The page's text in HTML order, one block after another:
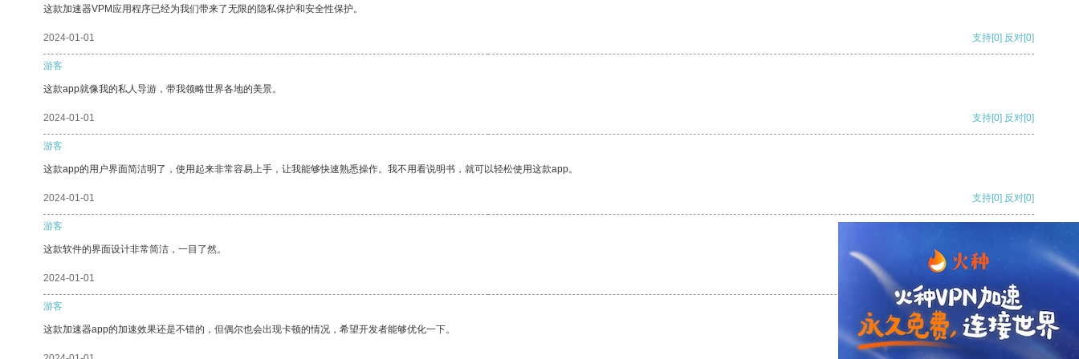
这款加速器VPM应用程序已经为我们带来了无限的隐私保护和安全性保护。
2024-01-01 支持[0] 反对[0]
游客
这款app就像我的私人导游，带我领略世界各地的美景。
2024-01-01 支持[0] 反对[0]
游客
这款app的用户界面简洁明了，使用起来非常容易上手，让我能够快速熟悉操作。我不用看说明书，就可以轻松使用这款app。
2024-01-01 支持[0] 反对[0]
游客
这款软件的界面设计非常简洁，一目了然。
2024-01-01
游客
这款加速器app的加速效果还是不错的，但偶尔也会出现卡顿的情况，希望开发者能够优化一下。